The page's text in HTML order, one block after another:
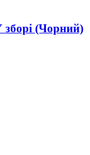
зборі (Чорний)